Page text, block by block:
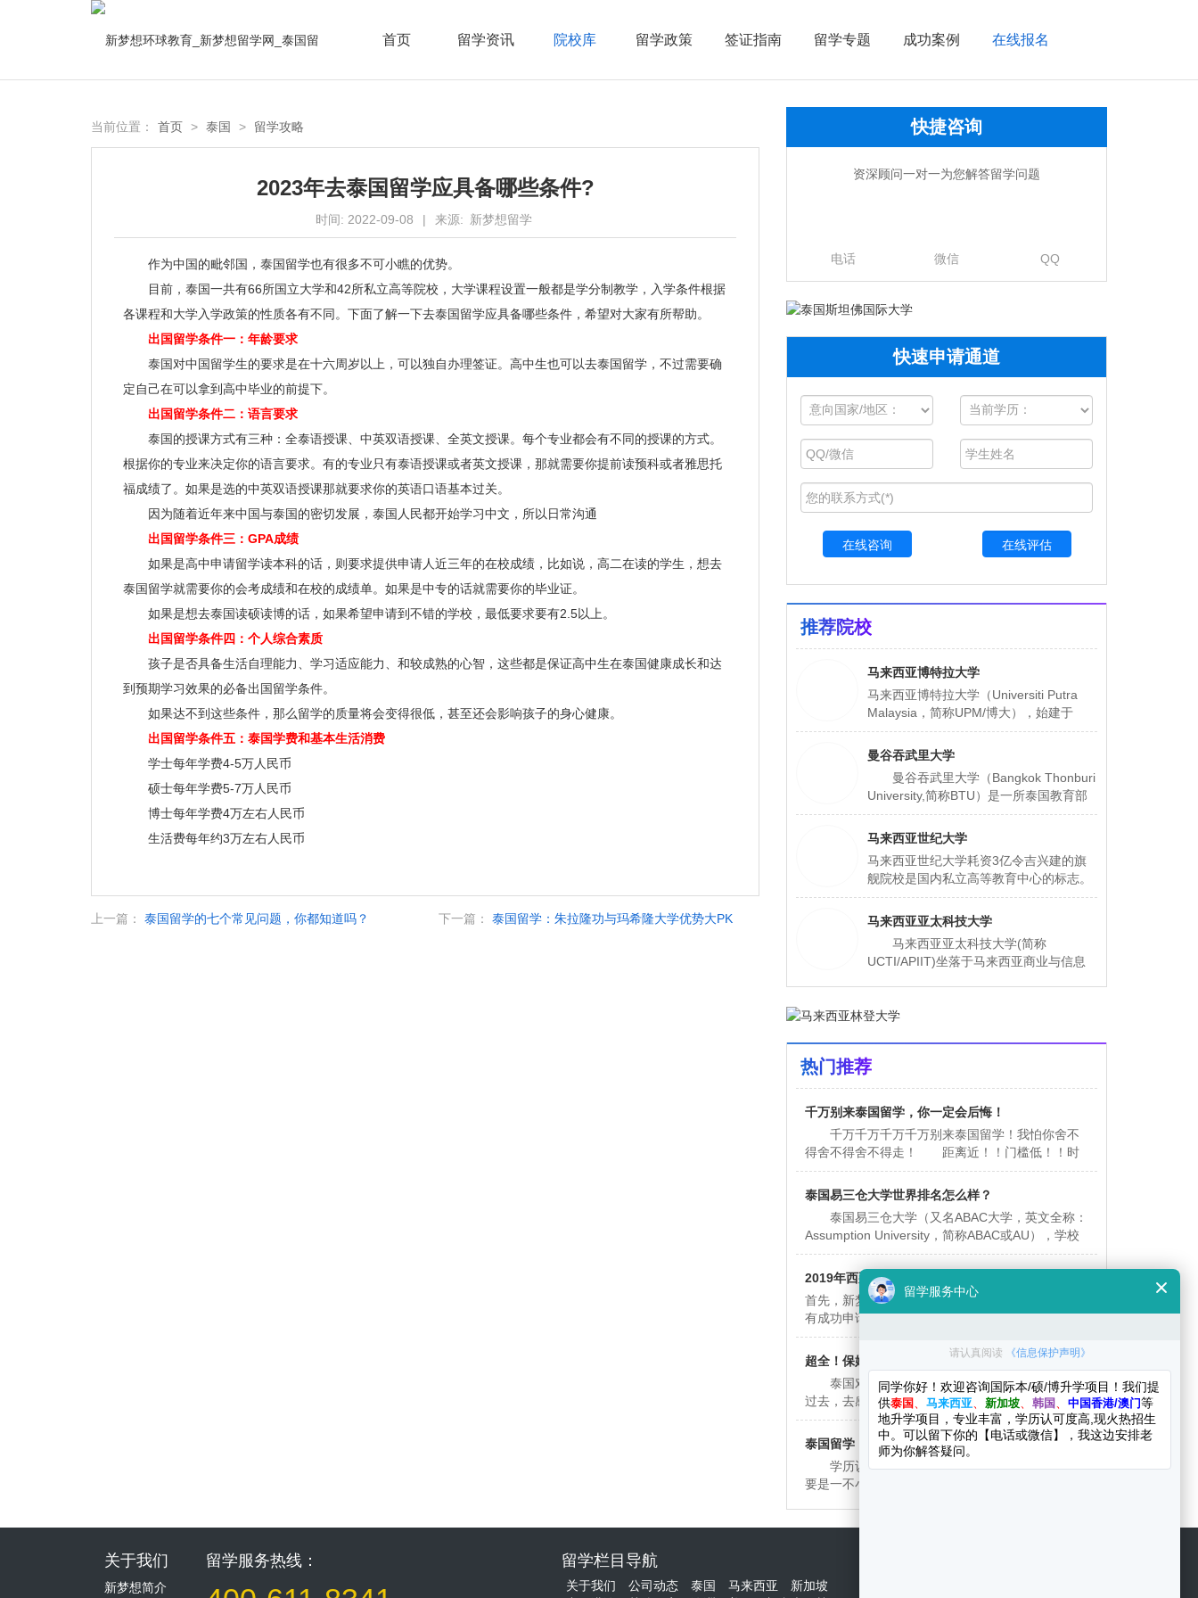
首页 留学资讯 院校库 留学政策 签证指南 留学专题 成功案例 在线报名
当前位置： 首页 > 泰国 > 留学攻略
2023年去泰国留学应具备哪些条件?
时间: 2022-09-08 | 来源: 新梦想留学
作为中国的毗邻国，泰国留学也有很多不可小瞧的优势。
目前，泰国一共有66所国立大学和42所私立高等院校，大学课程设置一般都是学分制教学，入学条件根据
各课程和大学入学政策的性质各有不同。下面了解一下去泰国留学应具备哪些条件，希望对大家有所帮助。
出国留学条件一：年龄要求
泰国对中国留学生的要求是在十六周岁以上，可以独自办理签证。高中生也可以去泰国留学，不过需要确
定自己在可以拿到高中毕业的前提下。
出国留学条件二：语言要求
泰国的授课方式有三种：全泰语授课、中英双语授课、全英文授课。每个专业都会有不同的授课的方式。
根据你的专业来决定你的语言要求。有的专业只有泰语授课或者英文授课，那就需要你提前读预科或者雅思托
福成绩了。如果是选的中英双语授课那就要求你的英语口语基本过关。
因为随着近年来中国与泰国的密切发展，泰国人民都开始学习中文，所以日常沟通
出国留学条件三：GPA成绩
如果是高中申请留学读本科的话，则要求提供申请人近三年的在校成绩，比如说，高二在读的学生，想去
泰国留学就需要你的会考成绩和在校的成绩单。如果是中专的话就需要你的毕业证。
如果是想去泰国读硕读博的话，如果希望申请到不错的学校，最低要求要有2.5以上。
出国留学条件四：个人综合素质
孩子是否具备生活自理能力、学习适应能力、和较成熟的心智，这些都是保证高中生在泰国健康成长和达
到预期学习效果的必备出国留学条件。
如果达不到这些条件，那么留学的质量将会变得很低，甚至还会影响孩子的身心健康。
出国留学条件五：泰国学费和基本生活消费
学士每年学费4-5万人民币
硕士每年学费5-7万人民币
博士每年学费4万左右人民币
生活费每年约3万左右人民币
上一篇： 泰国留学的七个常见问题，你都知道吗？ 下一篇： 泰国留学：朱拉隆功与玛希隆大学优势大PK
快捷咨询
资深顾问一对一为您解答留学问题
电话 微信 QQ
快速申请通道
在线咨询 在线评估
推荐院校
马来西亚博特拉大学
马来西亚博特拉大学（Universiti Putra
Malaysia，简称UPM/博大），始建于
1931年，是马来西亚五所研究性大学之
一，也是马来西亚规模最大、在校人数最
多的大学（约有5万余人）。
曼谷吞武里大学
曼谷吞武里大学（Bangkok Thonburi
University,简称BTU）是一所泰国教育部
批准成立的私立高校，同时获得中国教育
部教育涉外监管信息网认证的泰国高校。
大学坐落于泰国首都曼谷市的塔逸哇塔那
区，是一所具有30多年办学历史的综合性
大学。大学所在地曼谷市是泰国的政治、
经济、文化中心。
马来西亚世纪大学
马来西亚世纪大学耗资3亿令吉兴建的旗
舰院校是国内私立高等教育中心的标志。
占地10英亩的院校坐落在哥打白沙罗，校
内设有学术、研究和休闲设施，为全院校
27，000名学生中的12, 000名学生提供全
面的学习环境。
马来西亚亚太科技大学
马来西亚亚太科技大学(简称
UCTI/APIIT)坐落于马来西亚商业与信息
名。UCTI是马来西亚信息技术及电
热门推荐
千万别来泰国留学，你一定会后悔！
千万千万千万千万别来泰国留学！我怕你舍不
得舍不得舍不得走！ 距离近！！门槛低！！时
间短！！质量高！！ 泰国留学提上日程！
带你们看看泰国美丽的城市。 曼谷 曼谷是
泰国最
泰国易三仓大学世界排名怎么样？
泰国易三仓大学（又名ABAC大学，英文全称：
Assumption University，简称ABAC或AU），学校
始建于1901年，是一所具有现代化管理水平的综合
性大学。是全球享有盛誉的高等学府，它的历史悠
2019年西那瓦大学入学须知
首先，新梦想环球教育出国留学老师在这里祝贺所
有成功申请到泰国西那瓦大学留学的同学们，祝愿
大家能够度过一段充实、丰富多彩的留学生活。为
了帮助大家能够顺利入学注册、开始全新的泰国留
学之旅，新梦想留学老师为大家准备了一份西那瓦
大学入学须知，大家一定要仔细阅读，并且提前做
好准备！
超全！保姆式曼谷廊曼机场落地攻略来啦！
泰国对中国永久免签后，相信大家都想赶紧飞
过去，去感受曼谷city walk的松弛感，去感受海岛
的风情。 泰国曼谷有两个机场，一个是素万那
普，一个就是本文着重介绍的廊曼机场落
泰国留学 | 中国教育部承认的泰国大学名单全汇
学历认证是每个留学生都会关注的重中之重，
要是一不小心掉进了野鸡大学的陷阱，那可就亏大
关于我们
新梦想简介
留学服务热线： 留学栏目导航
关于我们 公司动态 泰国 马来西亚
新加坡